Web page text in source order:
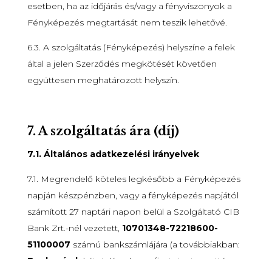
esetben, ha az időjárás és/vagy a fényviszonyok a
Fényképezés megtartását nem teszik lehetővé.
6.3. A szolgáltatás (Fényképezés) helyszíne a felek
által a jelen Szerződés megkötését követően
együttesen meghatározott helyszín.
7.A szolgáltatás ára (díj)
7.1. Általános adatkezelési irányelvek
7.1. Megrendelő köteles legkésőbb a Fényképezés
napján készpénzben, vagy a fényképezés napjától
számított 27 naptári napon belül a Szolgáltató CIB
Bank Zrt.-nél vezetett, 10701348-72218600-
51100007 számú bankszámlájára (a továbbiakban: